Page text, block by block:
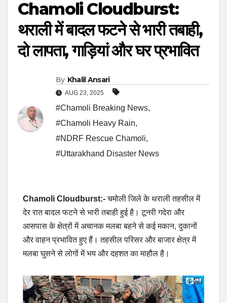
Chamoli Cloudburst:
थराली में बादल फटने से भारी तबाही,
दो लापता, गाड़ियां और घर प्रभावित
By Khalil Ansari
AUG 23, 2025
#Chamoli Breaking News,
#Chamoli Heavy Rain,
#NDRF Rescue Chamoli,
#Uttarakhand Disaster News
Chamoli Cloudburst:-चमोली जिले के थराली तहसील में
देर रात बादल फटने से भारी तबाही हुई है। टूनरी गदेरा और
आसपास के क्षेत्रों में अचानक मलबा बहने से कई मकान, दुकानों
और वाहन प्रभावित हुए हैं। तहसील परिसर और बाजार क्षेत्र में
मलबा घुसने से लोगों में भय और दहशत का माहौल है।